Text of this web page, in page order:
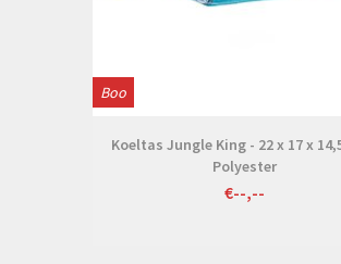
Boo
Koeltas Jungle King - 22 x 17 x
Polyester
€--,--